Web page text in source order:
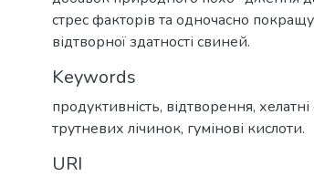
стрес факторів та одночасно
відтворної здатності свиней.
Keywords
продуктивність, відтворення,
трутневих лічинок, гумінові кислоти.
URI